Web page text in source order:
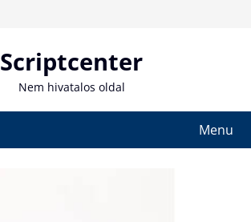
Scriptcenter
Nem hivatalos oldal
Menu